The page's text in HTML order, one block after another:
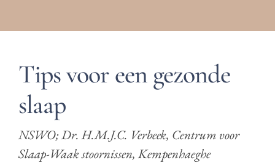
Tips voor een gezonde
slaap
NSWO; Dr. H.M.J.C. Verbeek, Centrum voor
Slaap-Waak stoornissen, Kempenhaeghe